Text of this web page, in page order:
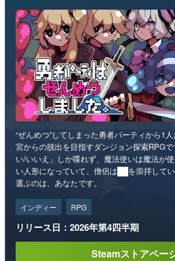
“ぜんめつ”してしまった勇者パーティから1
宮からの脱出を目指すダンジョン探索RPG
い/いいえ」しか喋れず、魔法使いは魔法が
い人形になっていて、僧侶は██を崇拝して
選ぶのは、あなたです。
インディー RPG
リリース日：2026年第4四半期
Steamストアペー